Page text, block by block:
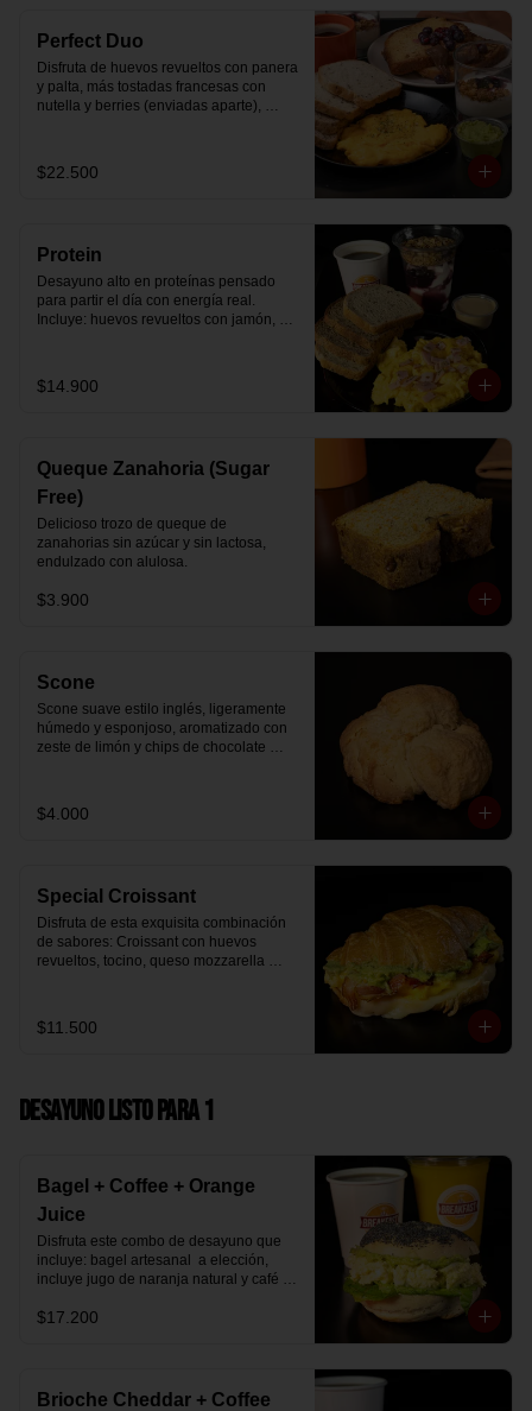
Perfect Duo
Disfruta de huevos revueltos con panera
y palta, más tostadas francesas con
nutella y berries (enviadas aparte),
mermelada de arándanos y granola
hecha en casa.
$22.500
Protein
Desayuno alto en proteínas pensado
para partir el día con energía real.
Incluye: huevos revueltos con jamón,
mermelada de arándanos y granola
receta exclusiva The Breakfast, porción
$14.900
Queque Zanahoria (Sugar
Free)
Delicioso trozo de queque de
zanahorias sin azúcar y sin lactosa,
endulzado con alulosa.
$3.900
Scone
Scone suave estilo inglés, ligeramente
húmedo y esponjoso, aromatizado con
zeste de limón y chips de chocolate
desayuno dulce y equilibrado.
$4.000
Special Croissant
Disfruta de esta exquisita combinación
de sabores: Croissant con huevos
revueltos, tocino, queso mozzarella
$11.500
Desayuno Listo para 1
Bagel + Coffee + Orange
Juice
Disfruta este combo de desayuno que
incluye: bagel artesanal  a elección,
incluye jugo de naranja natural y café o
$17.200
Brioche Cheddar + Coffee